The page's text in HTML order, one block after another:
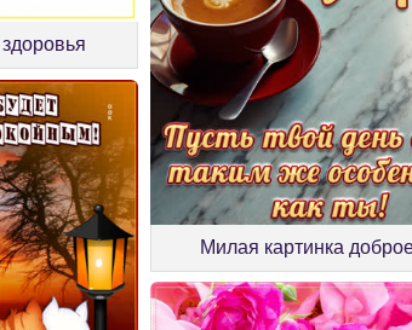
Милая картинка